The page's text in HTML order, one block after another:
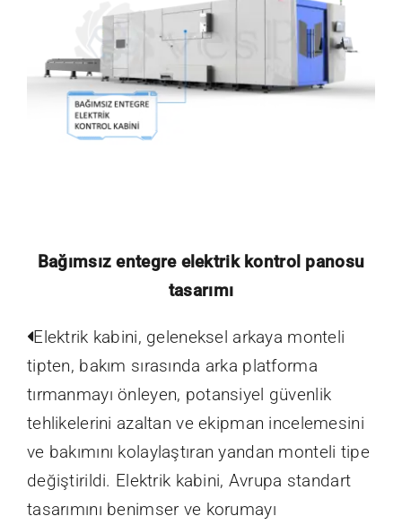
Bağımsız entegre elektrik kontrol panosu
tasarımı
Elektrik kabini, geleneksel arkaya monteli
tipten, bakım sırasında arka platforma
tırmanmayı önleyen, potansiyel güvenlik
tehlikelerini azaltan ve ekipman incelemesini
ve bakımını kolaylaştıran yandan monteli tipe
değiştirildi. Elektrik kabini, Avrupa standart
tasarımını benimser ve korumayı